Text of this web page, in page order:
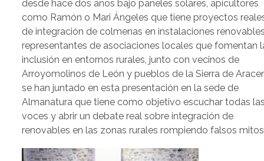
desde hace dos años bajo paneles solares, apicultores
como Ramón o Mari Ángeles que tiene proyectos
de integración de colmenas en instalaciones
representantes de asociaciones locales que fomentan
inclusión en entornos rurales, junto con vecinos de
Arroyomolinos de León y pueblos de la Sierra de
se han juntado en esta presentación en la sede de
Almanatura que tiene como objetivo escuchar todas
voces y abrir un debate real sobre integración de
renovables en las zonas rurales rompiendo falsos